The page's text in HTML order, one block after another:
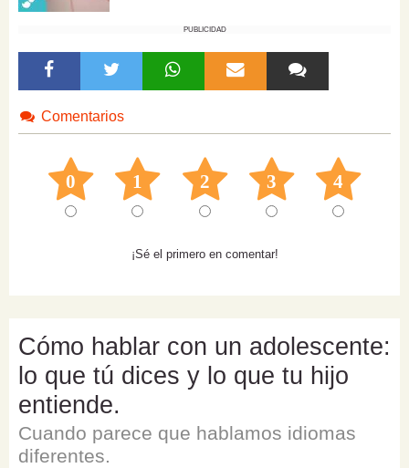
PUBLICIDAD
Comentarios
0 1 2 3 4
¡Sé el primero en comentar!
Cómo hablar con un adolescente:
lo que tú dices y lo que tu hijo
entiende.
Cuando parece que hablamos idiomas
diferentes.